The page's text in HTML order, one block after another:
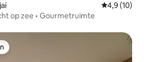
4,9 (10)
op zee • Gourmetruimte